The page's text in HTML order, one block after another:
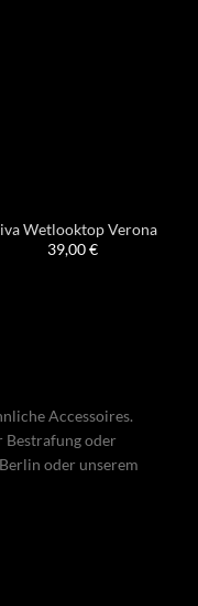
Wetlooktop Verona
39,00€
Accessoires.
Bestrafung oder
oder unserem